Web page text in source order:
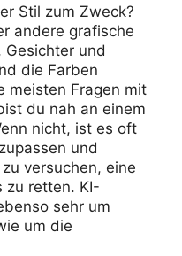
Stil zum Zweck?
andere grafische
Gesichter und
die Farben
meisten Fragen mit
du nah an einem
nicht, ist es oft
und
versuchen, eine
zu retten. KI-
sehr um
um die